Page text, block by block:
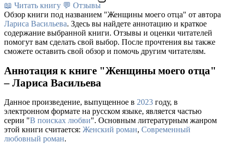
📖 Читать книгу 💬 Отзывы
Обзор книги под названием "Женщины моего отца" от автора
Лариса Васильева. Здесь вы найдете аннотацию и краткое
содержание выбранной книги. Отзывы и оценки читателей
помогут вам сделать свой выбор. После прочтения вы также
сможете оставить свой обзор и помочь другим читателям.
Аннотация к книге "Женщины моего отца"
– Лариса Васильева
Данное произведение, выпущенное в 2023 году, в
электронном формате на русском языке, является частью
серии "В поисках любви". Основным литературным жанром
этой книги считается: Женский роман, Современный
любовный роман.